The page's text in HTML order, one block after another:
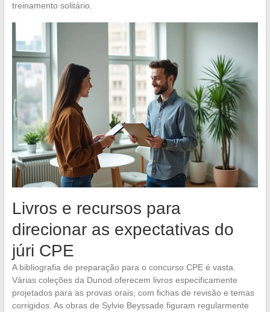
treinamento solitário.
Livros e recursos para
direcionar as expectativas do
júri CPE
A bibliografia de preparação para o concurso CPE é vasta.
Várias coleções da Dunod oferecem livros especificamente
projetados para as provas orais, com fichas de revisão e temas
corrigidos. As obras de Sylvie Beyssade figuram regularmente